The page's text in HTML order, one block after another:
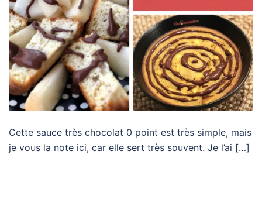
Cette sauce très chocolat 0 point est très simple, mais
je vous la note ici, car elle sert très souvent. Je l’ai […]